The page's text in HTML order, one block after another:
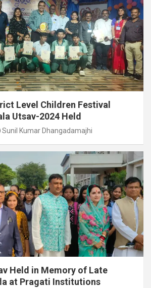
Level Children Festival
Utsav-2024 Held
Sunil Kumar Dhangadamajhi
Held in Memory of Late
at Pragati Institutions